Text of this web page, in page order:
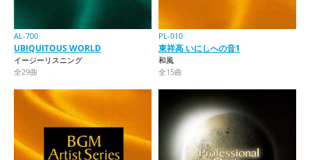
AL-700
UBIQUITOUS WORLD
イージーリスニング
全29曲
PL-010
東祥高 いにしへの音1
和風
全15曲